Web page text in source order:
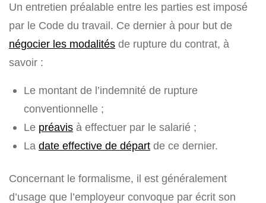
Un entretien préalable entre les parties est imposé
par le Code du travail. Ce dernier à pour but de
négocier les modalités de rupture du contrat, à
savoir :
Le montant de l’indemnité de rupture
conventionnelle ;
Le préavis à effectuer par le salarié ;
La date effective de départ de ce dernier.
Concernant le formalisme, il est généralement
d’usage que l’employeur convoque par écrit son